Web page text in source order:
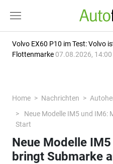
Volvo EX60 P10 im Test: Volvo
Flottenmarke 07.08.2026, 14:00
Home Nachrichten
Neue Modelle IM5 und IM6:
Start
Neue Modelle
bringt Submarke